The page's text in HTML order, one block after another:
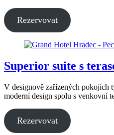
Rezervovat
Superior suite s
V designově zařízených pokojích
moderní design spolu s venkovní
Rezervovat